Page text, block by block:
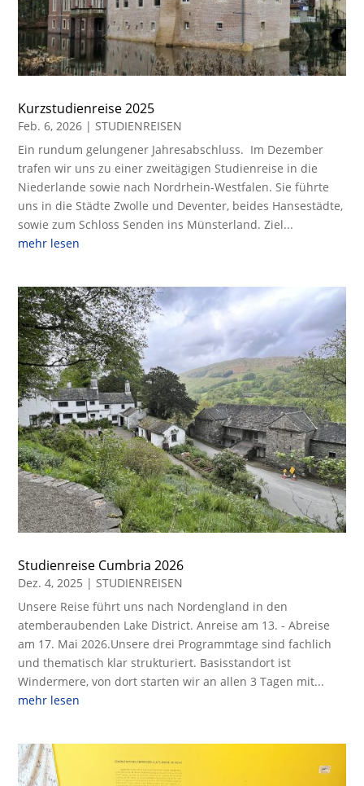
Kurzstudienreise 2025
Feb. 6, 2026 |STUDIENREISEN
Ein rundum gelungener Jahresabschluss. Im Dezember
trafen wir uns zu einer zweitägigen Studienreise in die
Niederlande sowie nach Nordrhein-Westfalen. Sie führte
uns in die Städte Zwolle und Deventer, beides Hansestädte,
sowie zum Schloss Senden ins Münsterland. Ziel...
mehr lesen
Studienreise Cumbria 2026
Dez. 4, 2025 |STUDIENREISEN
Unsere Reise führt uns nach Nordengland in den
atemberaubenden Lake District. Anreise am 13. - Abreise
am 17. Mai 2026.Unsere drei Programmtage sind fachlich
und thematisch klar strukturiert. Basisstandort ist
Windermere, von dort starten wir an allen 3 Tagen mit...
mehr lesen